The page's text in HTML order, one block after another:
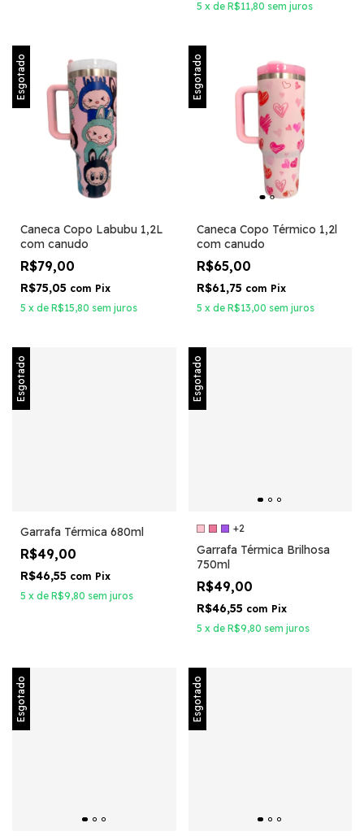
5 x de R$11,80 sem juros
Esgotado
Caneca Copo Labubu 1,2L
com canudo
R$79,00
R$75,05 com Pix
5 x de R$15,80 sem juros
Esgotado
Caneca Copo Térmico 1,2l
com canudo
R$65,00
R$61,75 com Pix
5 x de R$13,00 sem juros
Esgotado
Garrafa Térmica 680ml
R$49,00
R$46,55 com Pix
5 x de R$9,80 sem juros
Esgotado
+2
Garrafa Térmica Brilhosa
750ml
R$49,00
R$46,55 com Pix
5 x de R$9,80 sem juros
Esgotado Esgotado